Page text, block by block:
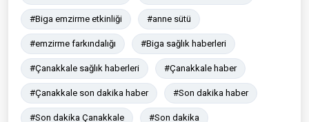
#Biga emzirme etkinliği #anne sütü
#emzirme farkındalığı #Biga sağlık haberleri
#Çanakkale sağlık haberleri #Çanakkale haber
#Çanakkale son dakika haber #Son dakika haber
#Son dakika Çanakkale #Son dakika